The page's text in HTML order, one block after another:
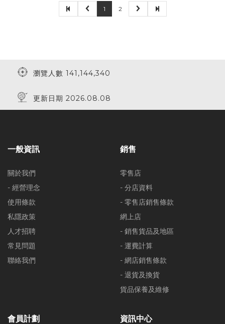
1 2
瀏覽人數 141,144,340
更新日期 2026.08.08
一般資訊
關於我們
- 經營理念
使用條款
私隱政策
人才招聘
常見問題
聯絡我們
銷售
零售店
- 分店資料
- 零售店銷售條款
網上店
- 銷售貨品及地區
- 運費計算
- 網店銷售條款
- 退貨及換貨
貨品保養及維修
會員計劃 資訊中心